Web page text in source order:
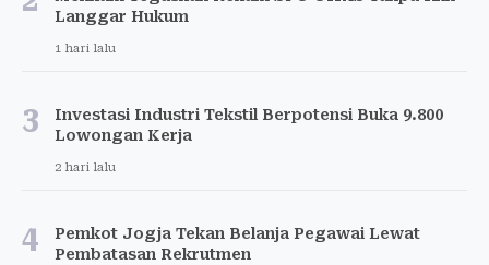
Langgar Hukum
1 hari lalu
3
Investasi Industri Tekstil Berpotensi Buka 9.800
Lowongan Kerja
2 hari lalu
4
Pemkot Jogja Tekan Belanja Pegawai Lewat
Pembatasan Rekrutmen